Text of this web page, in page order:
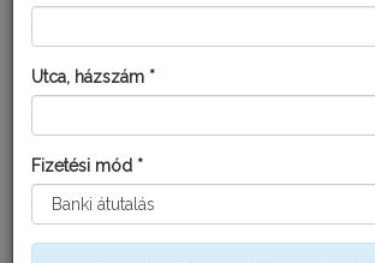
KISZERELÉS:
30 g
Utca, házszám *
Fizetési mód *